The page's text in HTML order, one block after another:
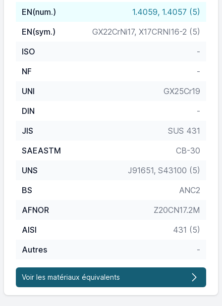
EN(num.)
1.4059, 1.4057 (5)
EN(sym.)
GX22CrNi17, X17CRNI16-2 (5)
ISO
-
NF
-
UNI
GX25Cr19
DIN
-
JIS
SUS 431
SAEASTM
CB-30
UNS
J91651, S43100 (5)
BS
ANC2
AFNOR
Z20CN17.2M
AISI
431 (5)
Autres
-
Voir les matériaux équivalents